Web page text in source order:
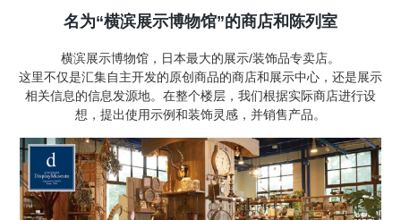
名为“横滨展示博物馆”的商店和陈列室
横滨展示博物馆，日本最大的展示/装饰品专卖店。
这里不仅是汇集自主开发的原创商品的商店和展示中心，还是展示
相关信息的信息发源地。在整个楼层，我们根据实际商店进行设
想，提出使用示例和装饰灵感，并销售产品。